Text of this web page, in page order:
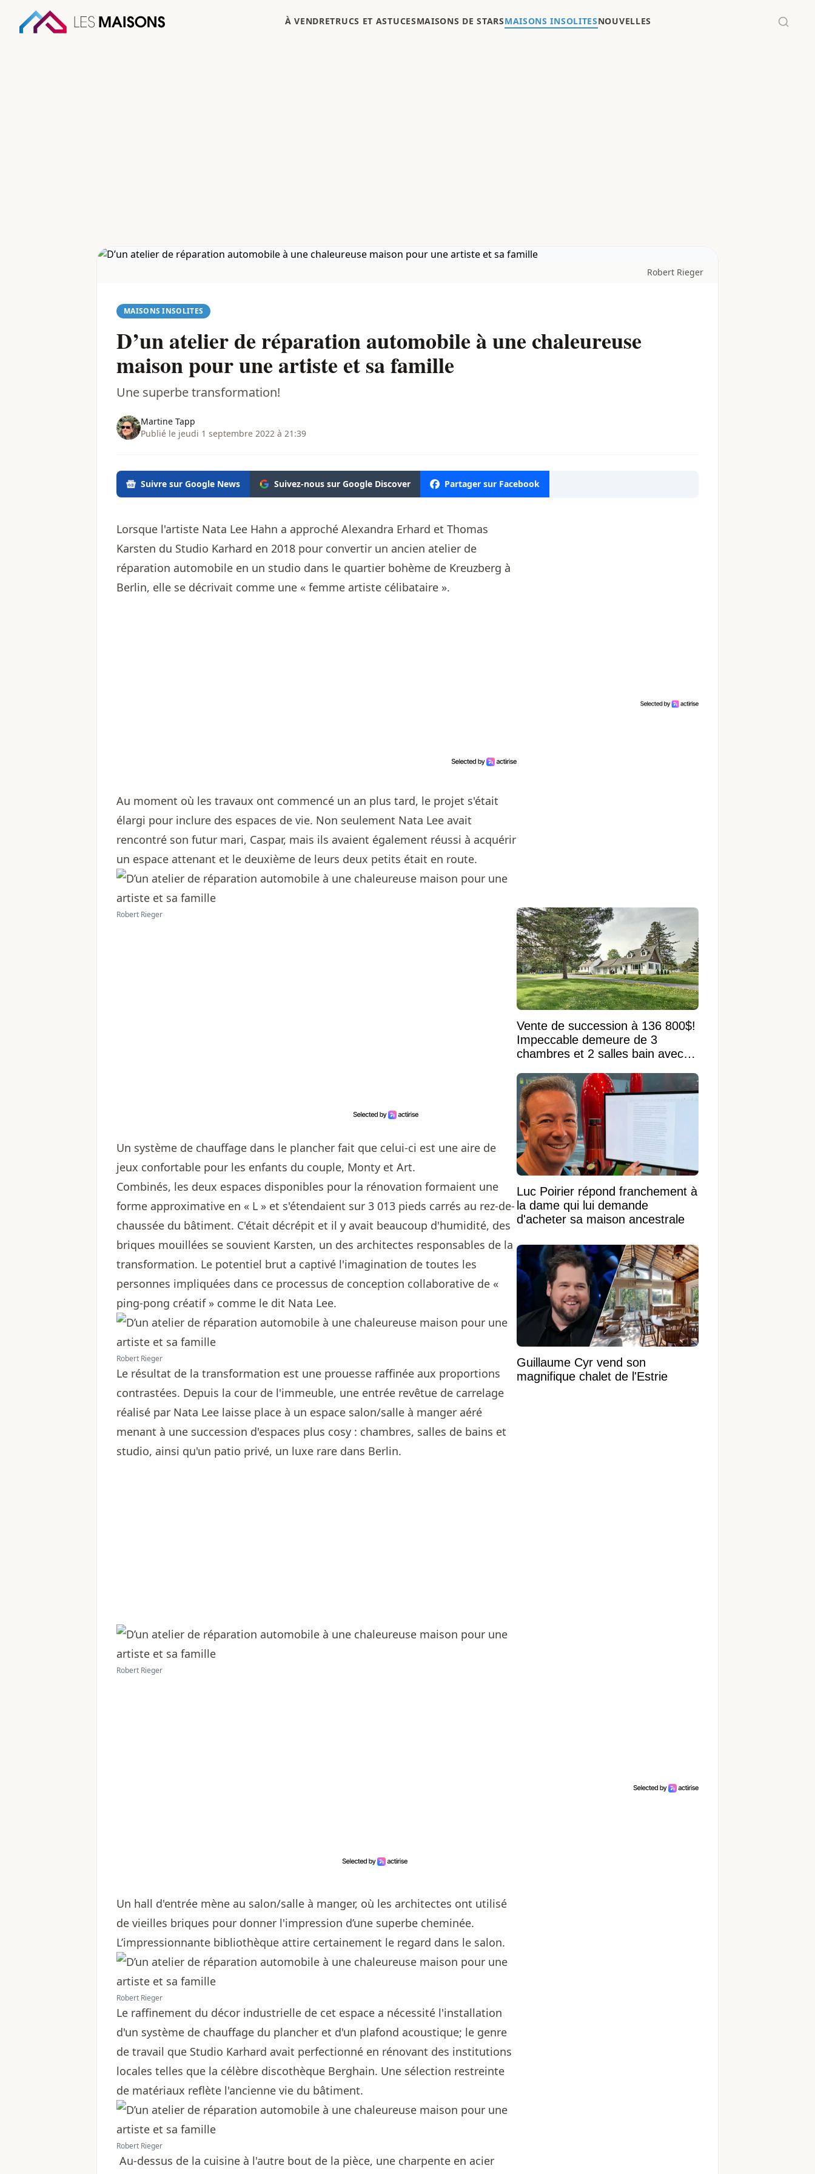
À VENDRETRUCS ET ASTUCESMAISONS DE STARSMAISONS INSOLITESNOUVELLES
Robert Rieger
MAISONS INSOLITES
D’un atelier de réparation automobile à une chaleureuse
maison pour une artiste et sa famille
Une superbe transformation!
Martine Tapp
Publié le jeudi 1 septembre 2022 à 21:39
Suivre sur Google News Suivez-nous sur Google Discover Partager sur Facebook
Lorsque l'artiste Nata Lee Hahn a approché Alexandra Erhard et Thomas
Karsten du Studio Karhard en 2018 pour convertir un ancien atelier de
réparation automobile en un studio dans le quartier bohème de Kreuzberg à
Berlin, elle se décrivait comme une « femme artiste célibataire ».
Au moment où les travaux ont commencé un an plus tard, le projet s'était
élargi pour inclure des espaces de vie. Non seulement Nata Lee avait
rencontré son futur mari, Caspar, mais ils avaient également réussi à acquérir
un espace attenant et le deuxième de leurs deux petits était en route.
Robert Rieger
Un système de chauffage dans le plancher fait que celui-ci est une aire de
jeux confortable pour les enfants du couple, Monty et Art.
Combinés, les deux espaces disponibles pour la rénovation formaient une
forme approximative en « L » et s'étendaient sur 3 013 pieds carrés au rez-de-
chaussée du bâtiment. C'était décrépit et il y avait beaucoup d'humidité, des
briques mouillées se souvient Karsten, un des architectes responsables de la
transformation. Le potentiel brut a captivé l'imagination de toutes les
personnes impliquées dans ce processus de conception collaborative de «
ping-pong créatif » comme le dit Nata Lee.
Robert Rieger
Le résultat de la transformation est une prouesse raffinée aux proportions
contrastées. Depuis la cour de l'immeuble, une entrée revêtue de carrelage
réalisé par Nata Lee laisse place à un espace salon/salle à manger aéré
menant à une succession d'espaces plus cosy : chambres, salles de bains et
studio, ainsi qu'un patio privé, un luxe rare dans Berlin.
Robert Rieger
Un hall d'entrée mène au salon/salle à manger, où les architectes ont utilisé
de vieilles briques pour donner l'impression d’une superbe cheminée.
L’impressionnante bibliothèque attire certainement le regard dans le salon.
Robert Rieger
Le raffinement du décor industrielle de cet espace a nécessité l'installation
d'un système de chauffage du plancher et d'un plafond acoustique; le genre
de travail que Studio Karhard avait perfectionné en rénovant des institutions
locales telles que la célèbre discothèque Berghain. Une sélection restreinte
de matériaux reflète l'ancienne vie du bâtiment.
Robert Rieger
Au-dessus de la cuisine à l'autre bout de la pièce, une charpente en acier
Vente de succession à 136 800$!
Impeccable demeure de 3
chambres et 2 salles bain avec
Luc Poirier répond franchement à
la dame qui lui demande
d'acheter sa maison ancestrale
Guillaume Cyr vend son
magnifique chalet de l'Estrie